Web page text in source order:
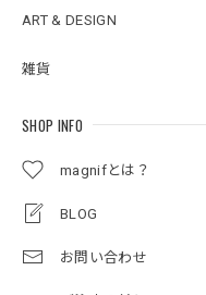
ART & DESIGN
雑貨
SHOP INFO
magnifとは？
BLOG
お問い合わせ